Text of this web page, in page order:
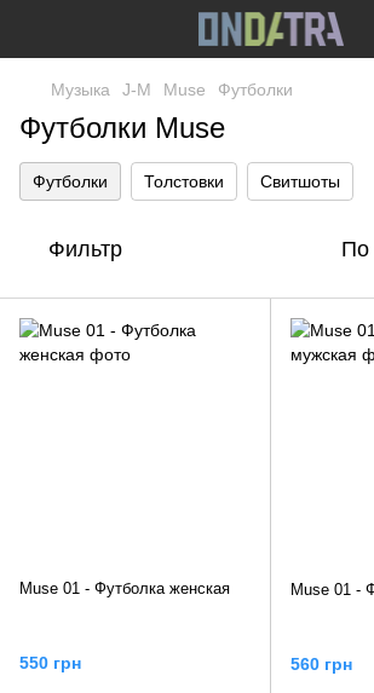
Музыка J-M Muse Футболки
Футболки Muse
Футболки Толстовки Свитшоты
Фильтр По
Muse 01 - Футболка женская
550 грн
Muse 01 -
560 грн